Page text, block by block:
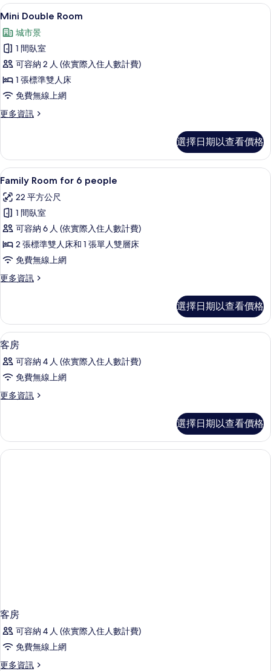
Room
的
情
顯
示
Mini
Double
Room
的
所
有
12
Mini Double Room
城市景
1 間臥室
可容納 2 人 (依實際入住人數計費)
1 張標準雙人床
免費無線上網
更多資訊
更
Room
的
詳
選擇日期以查看價格
顯
示
Family
Room
for
6
people
的
相
片
14
Family Room for 6 people
22 平方公尺
1 間臥室
可容納 6 人 (依實際入住人數計費)
2 張標準雙人床和 1 張單人雙層床
免費無線上網
更多資訊
更
for
6
people
詳
情
選擇日期以查看價格
顯
示
客
的
有
相
遮光布/窗簾、隔音、熨斗/熨衣板、免
7
客房
可容納 4 人 (依實際入住人數計費)
免費無線上網
更多資訊
更
的
詳
情
選擇日期以查看價格
客房
可容納 4 人 (依實際入住人數計費)
免費無線上網
更多資訊
更